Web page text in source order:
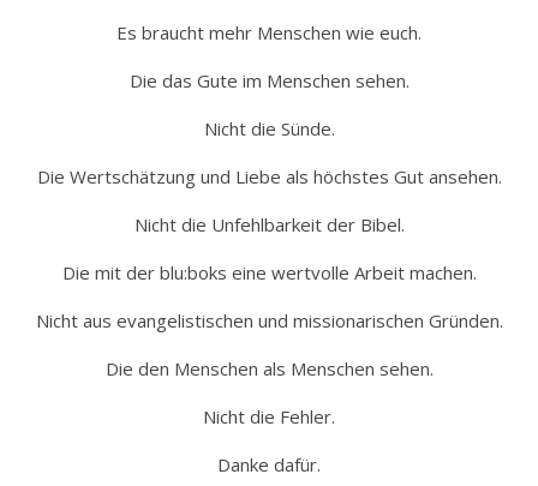
Es braucht mehr Menschen wie euch.
Die das Gute im Menschen sehen.
Nicht die Sünde.
Die Wertschätzung und Liebe als höchstes Gut ansehen.
Nicht die Unfehlbarkeit der Bibel.
Die mit der blu:boks eine wertvolle Arbeit machen.
Nicht aus evangelistischen und missionarischen Gründen.
Die den Menschen als Menschen sehen.
Nicht die Fehler.
Danke dafür.